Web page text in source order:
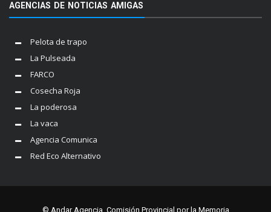
AGENCIAS DE NOTICIAS AMIGAS
Pelota de trapo
La Pulseada
FARCO
Cosecha Roja
La poderosa
La vaca
Agencia Comunica
Red Eco Alternativo
© Andar Agencia. Comisión Provincial por la Memoria